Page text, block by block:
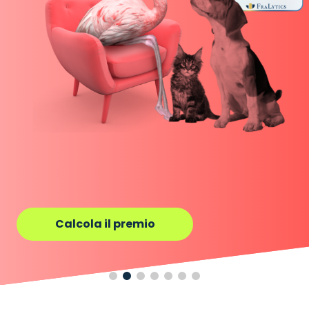
Calcola il premio